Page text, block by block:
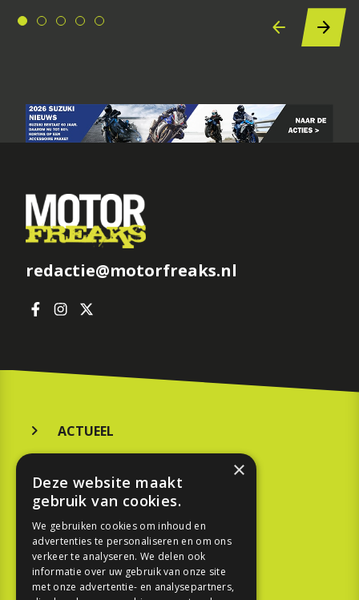
redactie@motorfreaks.nl
ACTUEEL
KOOPGIDS
TESTEN
SPORT
×
Deze website maakt
gebruik van cookies.
We gebruiken cookies om inhoud en
advertenties te personaliseren en om ons
verkeer te analyseren. We delen ook
informatie over uw gebruik van onze site
met onze advertentie- en analysepartners,